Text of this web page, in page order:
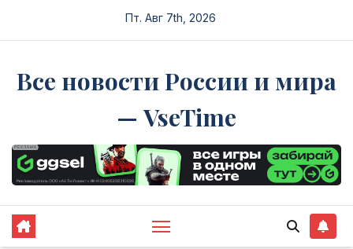
Пт. Авг 7th, 2026
Все новости России и мира
— VseTime